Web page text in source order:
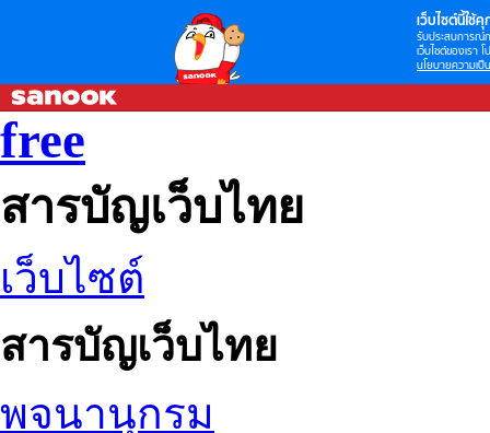
เว็บไซต์นี้ใช้คุ
รับประสบการณ์
เว็บไซต์ของเรา
นโยบายความเป็
free
สารบัญเว็บไทย
เว็บไซต์
สารบัญเว็บไทย
พจนานุกรม